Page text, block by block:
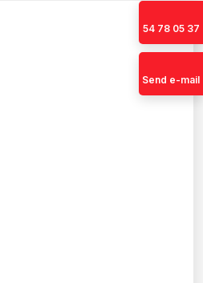
54 78 05 37
Send e-mail